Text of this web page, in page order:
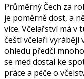
Průměrný Čech za
je poměrně dost, a
více. Včelařství má v
čeští včelaři vyrábějí
ohledu předčí
se med dostal ke
práce a péče o